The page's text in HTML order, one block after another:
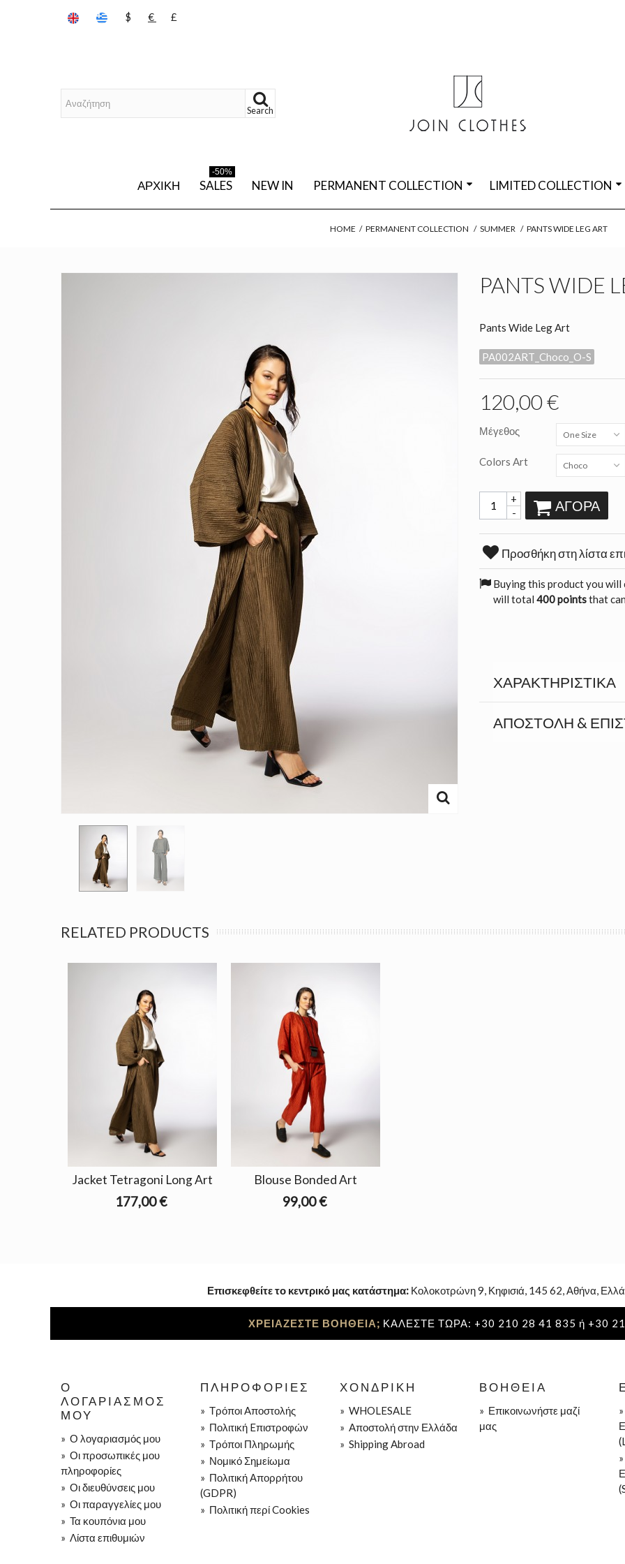
$ € £
Search
ΑΡΧΙΚΉ SALES
-50%
NEW IN PERMANENT COLLECTION LIMITED COLLECTION
HOME / PERMANENT COLLECTION / SUMMER / PANTS WIDE LEG ART
PANTS WIDE
Pants Wide Leg Art
PA002ART_Choco_O-S
120,00 €
Μέγεθος One Size
Colors Art Choco
-
+ ΑΓΟΡΆ
Προσθήκη στη λίστα
Buying this product you will
will total 400 pointsthat
ΧΑΡΑΚΤΗΡΙΣΤΙΚΆ
ΑΠΟΣΤΟΛΉ &
RELATED PRODUCTS
Jacket Tetragoni Long Art
177,00 €
Blouse Bonded Art
99,00 €
Επισκεφθείτε το κεντρικό μας κατάστημα:Κολοκοτρώνη 9, Κηφισιά, 145 62, Αθήνα,
ΧΡΕΙΑΖΕΣΤΕ ΒΟΗΘΕΙΑ; ΚΑΛΕΣΤΕ ΤΩΡΑ: +30 210 28 41 835 ή +30
Ο
ΛΟΓΑΡΙΑΣΜΌΣ
ΜΟΥ
» Ο λογαριασμός μου
» Οι προσωπικές μου
πληροφορίες
» Οι διευθύνσεις μου
» Οι παραγγελίες μου
» Τα κουπόνια μου
» Λίστα επιθυμιών
ΠΛΗΡΟΦΟΡΊΕΣ
» Τρόποι Aποστολής
» Πολιτική Eπιστροφών
» Τρόποι Πληρωμής
» Νομικό Σημείωμα
» Πολιτική Απορρήτου
(GDPR)
» Πολιτική περί Cookies
ΧΟΝΔΡΙΚΉ
» WHOLESALE
» Aποστολή στην Ελλάδα
» Shipping Abroad
ΒΟΉΘΕΙΑ
» Επικοινωνήστε μαζί
μας
»
»